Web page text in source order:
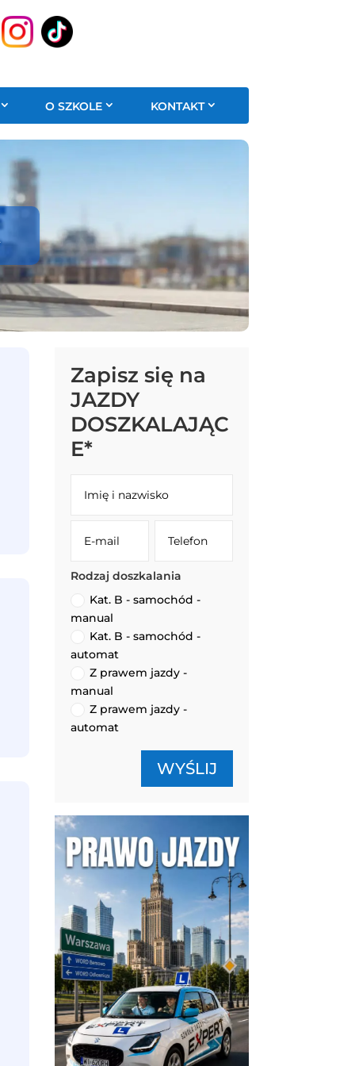
O SZKOLE KONTAKT
Zapisz się na
JAZDY
DOSZKALAJĄC
E*
Rodzaj doszkalania
Kat. B - samochód -
manual
Kat. B - samochód -
automat
Z prawem jazdy -
manual
Z prawem jazdy -
automat
WYŚLIJ